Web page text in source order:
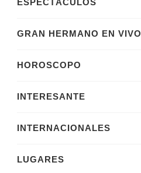
ESPECTÁCULOS
GRAN HERMANO EN VIVO
HOROSCOPO
INTERESANTE
INTERNACIONALES
LUGARES